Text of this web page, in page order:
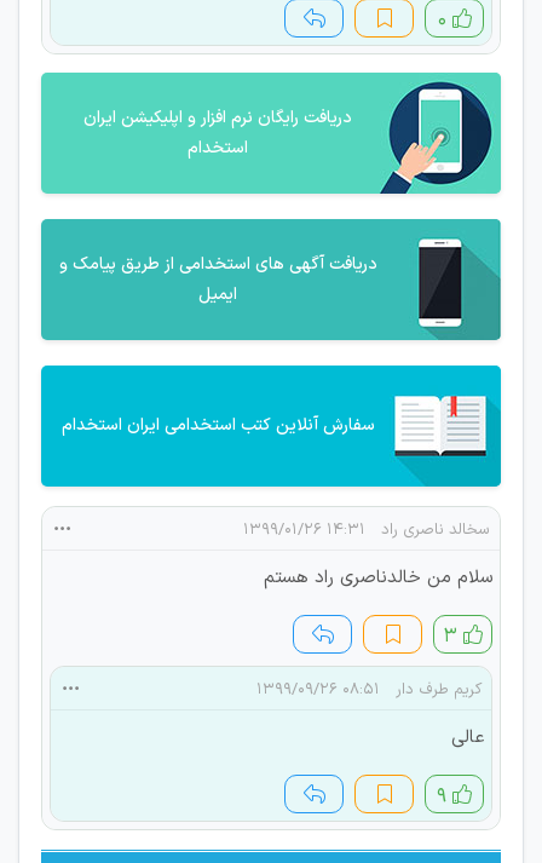
۰
دریافت رایگان نرم افزار و اپلیکیشن ایران
استخدام
دریافت آگهی های استخدامی از طریق پیامک و
ایمیل
سفارش آنلاین کتب استخدامی ایران استخدام
سخالد ناصری راد ۱۴:۳۱ ۱۳۹۹/۰۱/۲۶
سلام من خالدناصری راد هستم
۳
کریم طرف دار ۰۸:۵۱ ۱۳۹۹/۰۹/۲۶
عالی
۹